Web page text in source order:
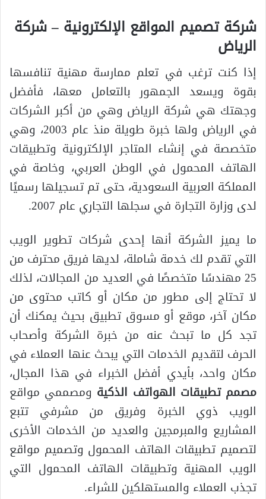
شركة تصميم المواقع الإلكترونية – شركة
الرياض
إذا كنت ترغب في تعلم ممارسة مهنية تنافسها
بقوة ويسعد الجمهور بالتعامل معها، فأفضل
وجهتك هي شركة الرياض وهي من أكبر الشركات
في الرياض ولها خبرة طويلة منذ عام 2003، وهي
متخصصة في إنشاء المتاجر الإلكترونية وتطبيقات
الهاتف المحمول في الوطن العربي، وخاصة في
المملكة العربية السعودية، حتى تم تسجيلها رسميًا
لدى وزارة التجارة في سجلها التجاري عام 2007.
ما يميز الشركة أنها إحدى شركات تطوير الويب
التي تقدم لك خدمة شاملة، لديها فريق محترف من
25 مهندسًا متخصصًا في العديد من المجالات، لذلك
لا تحتاج إلى مطور من مكان أو كاتب محتوى من
مكان آخر، موقع أو مسوق تطبيق بحيث يمكنك أن
تجد كل ما تبحث عنه من خبرة الشركة وأصحاب
الحرف لتقديم الخدمات التي يبحث عنها العملاء في
مكان واحد، بأيدي أفضل الخبراء في هذا المجال،
مصمم تطبيقات الهواتف الذكية ومصممي مواقع
الويب ذوي الخبرة وفريق من مشرفي تتبع
المشاريع والمبرمجين والعديد من الخدمات الأخرى
لتصميم تطبيقات الهاتف المحمول وتصميم مواقع
الويب المهنية وتطبيقات الهاتف المحمول التي
تجذب العملاء والمستهلكين للشراء.